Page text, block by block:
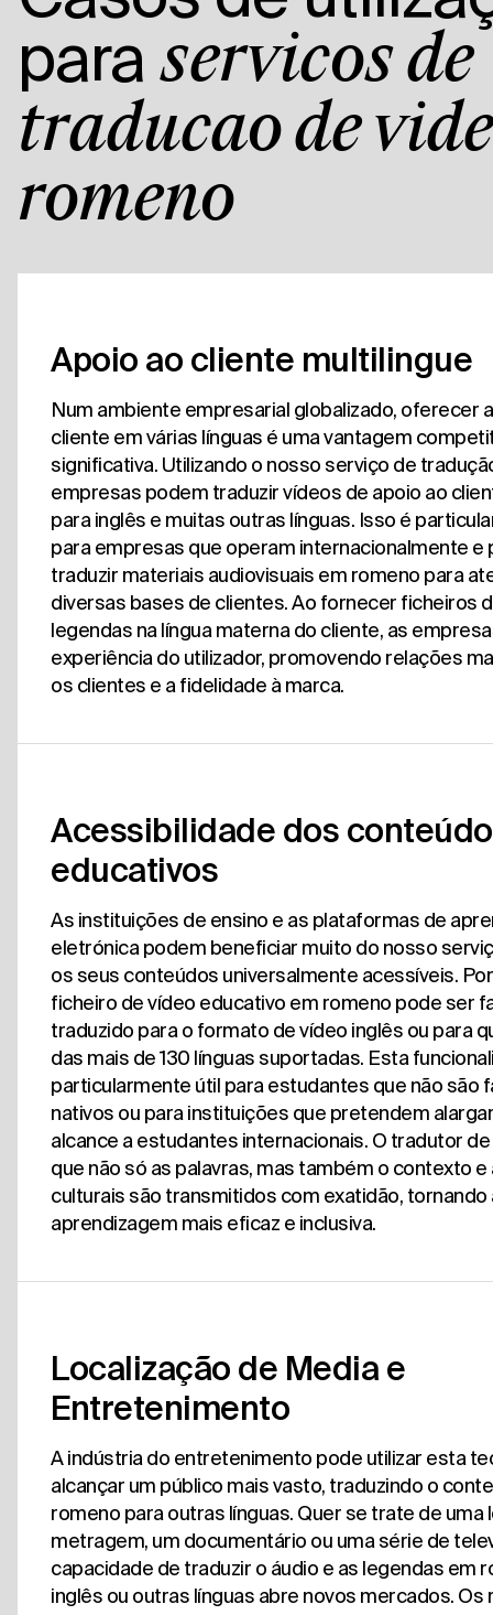
para serviços de
tradução de
romeno
Apoio ao cliente multilingue
Num ambiente empresarial globalizado, oferecer
cliente em várias línguas é uma vantagem
significativa. Utilizando o nosso serviço de
empresas podem traduzir vídeos de apoio ao
para inglês e muitas outras línguas. Isso é
para empresas que operam internacionalmente e
traduzir materiais audiovisuais em romeno para
diversas bases de clientes. Ao fornecer ficheiros
legendas na língua materna do cliente, as
experiência do utilizador, promovendo relações
os clientes e a fidelidade à marca.
Acessibilidade dos
educativos
As instituições de ensino e as plataformas de
eletrónica podem beneficiar muito do nosso
os seus conteúdos universalmente acessíveis.
ficheiro de vídeo educativo em romeno pode ser
traduzido para o formato de vídeo inglês ou para
das mais de 130 línguas suportadas. Esta
particularmente útil para estudantes que não são
nativos ou para instituições que pretendem
alcance a estudantes internacionais. O tradutor
que não só as palavras, mas também o contexto e
culturais são transmitidos com exatidão, tornando
aprendizagem mais eficaz e inclusiva.
Localização de Media e
Entretenimento
A indústria do entretenimento pode utilizar esta
alcançar um público mais vasto, traduzindo o
romeno para outras línguas. Quer se trate de uma
metragem, um documentário ou uma série de
capacidade de traduzir o áudio e as legendas em
inglês ou outras línguas abre novos mercados. Os